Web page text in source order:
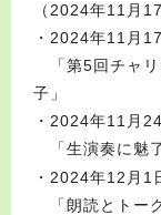
（2024年11月
・2024年11月
「第5回チャリ
子」
・2024年11月
「生演奏に魅
・2024年12月
「朗読とトー